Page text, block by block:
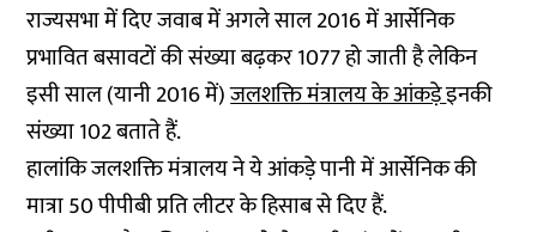
राज्यसभा में दिए जवाब में अगले साल 2016 में आर्सेनिक
प्रभावित बसावटों की संख्या बढ़कर 1077 हो जाती है लेकिन
इसी साल (यानी 2016 में)जलशक्ति मंत्रालय के आंकड़ेइनकी
संख्या 102 बताते हैं.
हालांकि जलशक्ति मंत्रालय ने ये आंकड़े पानी में आर्सेनिक की
मात्रा 50 पीपीबी प्रति लीटर के हिसाब से दिए हैं.